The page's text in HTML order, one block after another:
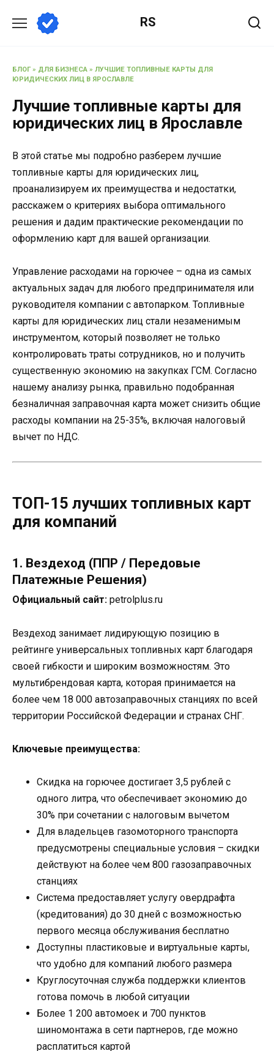
содержанию
RS
БЛОГ» ДЛЯ БИЗНЕСА » ЛУЧШИЕ ТОПЛИВНЫЕ КАРТЫ ДЛЯ
ЮРИДИЧЕСКИХ ЛИЦ В ЯРОСЛАВЛЕ
Лучшие топливные карты для
юридических лиц в Ярославле
В этой статье мы подробно разберем лучшие
топливные карты для юридических лиц,
проанализируем их преимущества и недостатки,
расскажем о критериях выбора оптимального
решения и дадим практические рекомендации по
оформлению карт для вашей организации.
Управление расходами на горючее – одна из самых
актуальных задач для любого предпринимателя или
руководителя компании с автопарком. Топливные
карты для юридических лиц стали незаменимым
инструментом, который позволяет не только
контролировать траты сотрудников, но и получить
существенную экономию на закупках ГСМ. Согласно
нашему анализу рынка, правильно подобранная
безналичная заправочная карта может снизить общие
расходы компании на 25-35%, включая налоговый
вычет по НДС.
ТОП-15 лучших топливных карт
для компаний
1. Вездеход (ППР / Передовые
Платежные Решения)
Официальный сайт: petrolplus.ru
Вездеход занимает лидирующую позицию в
рейтинге универсальных топливных карт благодаря
своей гибкости и широким возможностям. Это
мультибрендовая карта, которая принимается на
более чем 18 000 автозаправочных станциях по всей
территории Российской Федерации и странах СНГ.
Ключевые преимущества:
Скидка на горючее достигает 3,5 рублей с
одного литра, что обеспечивает экономию до
30% при сочетании с налоговым вычетом
Для владельцев газомоторного транспорта
предусмотрены специальные условия – скидки
действуют на более чем 800 газозаправочных
станциях
Система предоставляет услугу овердрафта
(кредитования) до 30 дней с возможностью
первого месяца обслуживания бесплатно
Доступны пластиковые и виртуальные карты,
что удобно для компаний любого размера
Круглосуточная служба поддержки клиентов
готова помочь в любой ситуации
Более 1 200 автомоек и 700 пунктов
шиномонтажа в сети партнеров, где можно
расплатиться картой